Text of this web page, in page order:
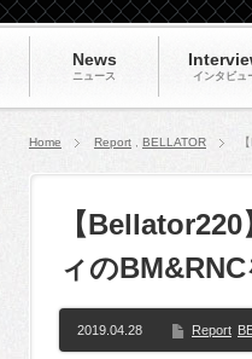
News
ニュース インタビュ
Home Report BELLATOR
【
ィの
2019.04.28 Report